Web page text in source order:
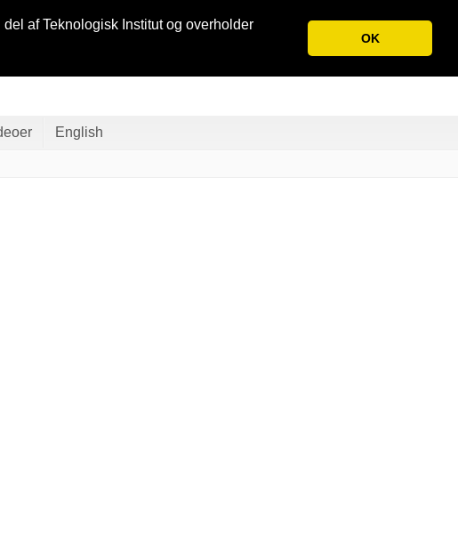
af Teknologisk Institut og overholder
OK
English